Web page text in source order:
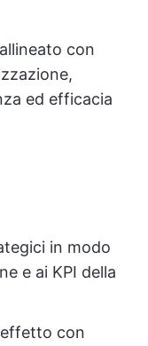
con
ed efficacia
in modo
e ai KPI della
con